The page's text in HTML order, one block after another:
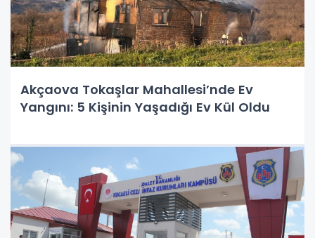
Akçaova Tokaşlar Mahallesi’nde Ev
Yangını: 5 Kişinin Yaşadığı Ev Kül Oldu